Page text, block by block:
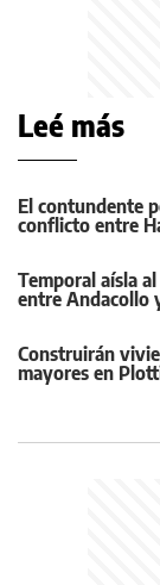
Leé más
El contundente
conflicto entre
Temporal aísla
entre Andacollo
Construirán
mayores en